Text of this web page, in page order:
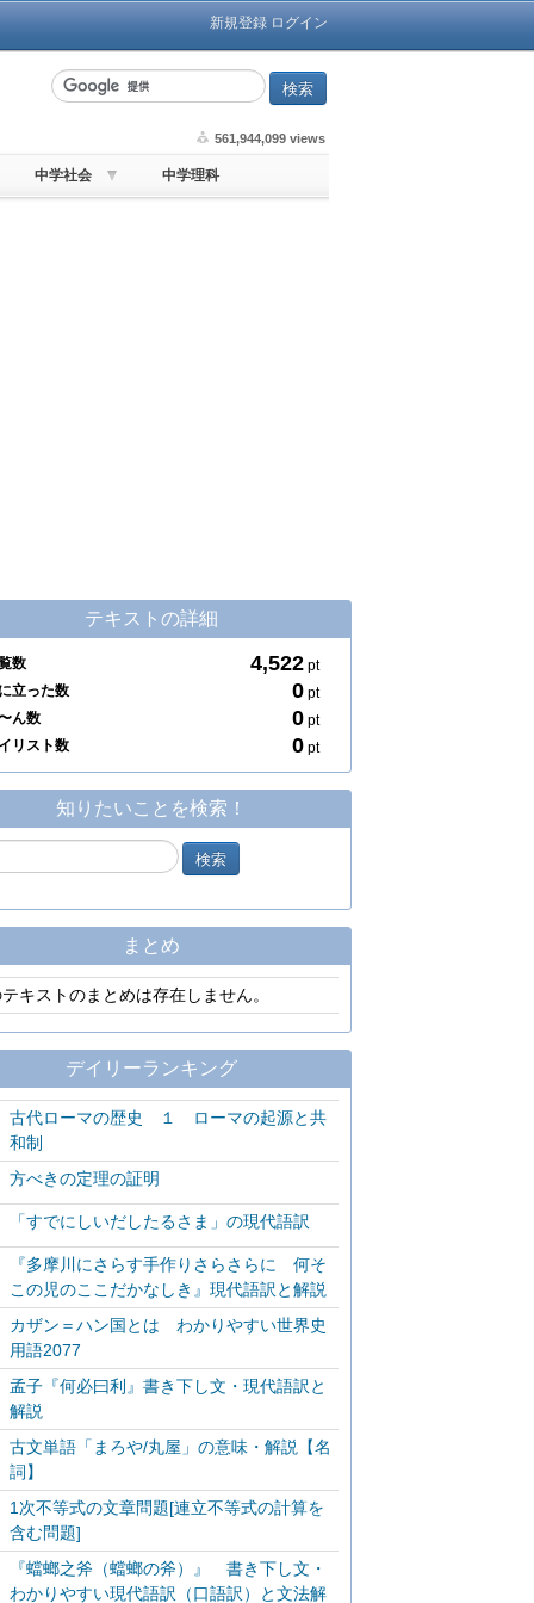
新規登録 ログイン
561,944,099 views
中学社会 中学理科
テキストの詳細
数 4,522 pt
立った数
0 pt
ん数
0 pt
リスト数
0 pt
知りたいことを検索！
まとめ
テキストのまとめは存在しません。
デイリーランキング
古代ローマの歴史 １ ローマの起源と共
和制
方べきの定理の証明
「すでにしいだしたるさま」の現代語訳
『多摩川にさらす手作りさらさらに 何そ
この児のここだかなしき』現代語訳と解説
カザン＝ハン国とは わかりやすい世界史
用語2077
孟子『何必曰利』書き下し文・現代語訳と
解説
古文単語「まろや/丸屋」の意味・解説【名
詞】
1次不等式の文章問題[連立不等式の計算を
含む問題]
『蟷螂之斧（蟷螂の斧）』 書き下し文・
わかりやすい現代語訳（口語訳）と文法解